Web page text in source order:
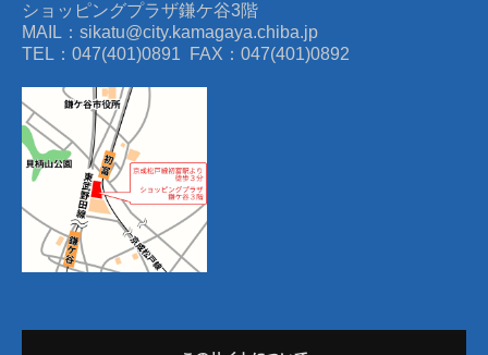
ショッピングプラザ鎌ケ谷3階
MAIL：sikatu@city.kamagaya.chiba.jp
TEL：047(401)0891 FAX：047(401)0892